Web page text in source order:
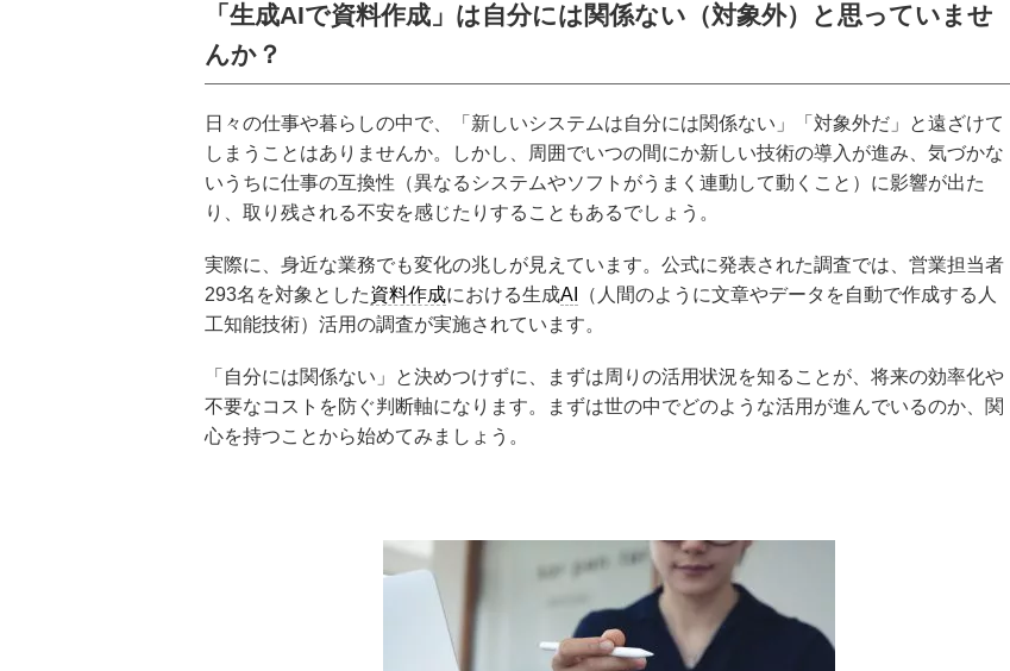
「生成AIで資料作成」は自分には関係ない（対象外）と思っていませ
んか？
日々の仕事や暮らしの中で、「新しいシステムは自分には関係ない」「対象外だ」と遠ざけて
しまうことはありませんか。しかし、周囲でいつの間にか新しい技術の導入が進み、気づかな
いうちに仕事の互換性（異なるシステムやソフトがうまく連動して動くこと）に影響が出た
り、取り残される不安を感じたりすることもあるでしょう。
実際に、身近な業務でも変化の兆しが見えています。公式に発表された調査では、営業担当者
293名を対象とした資料作成における生成AI
（人間のように文章やデータを自動で作成する人
工知能技術）活用の調査が実施されています。
「自分には関係ない」と決めつけずに、まずは周りの活用状況を知ることが、将来の効率化や
不要なコストを防ぐ判断軸になります。まずは世の中でどのような活用が進んでいるのか、関
心を持つことから始めてみましょう。